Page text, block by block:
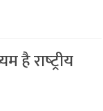
है राष्‍ट्रीय